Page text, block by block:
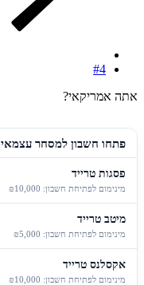
#4
אתה אמריקאי?
פתחו חשבון למסחר עצמאי
פסגות טרייד
מינימום לפתיחת חשבון: ₪10,000
מיטב טרייד
מינימום לפתיחת חשבון: ₪5,000
אקסלנס טרייד
מינימום לפתיחת חשבון: ₪10,000